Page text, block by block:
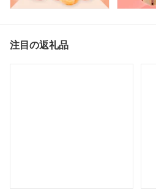
注目の返礼品